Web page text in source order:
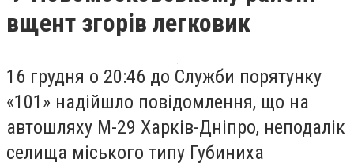
вщент згорів легковик
16 грудня о 20:46 до Служби порятунку
«101» надійшло повідомлення, що на
автошляху М-29 Харків-Дніпро, неподалік
селища міського типу Губиниха